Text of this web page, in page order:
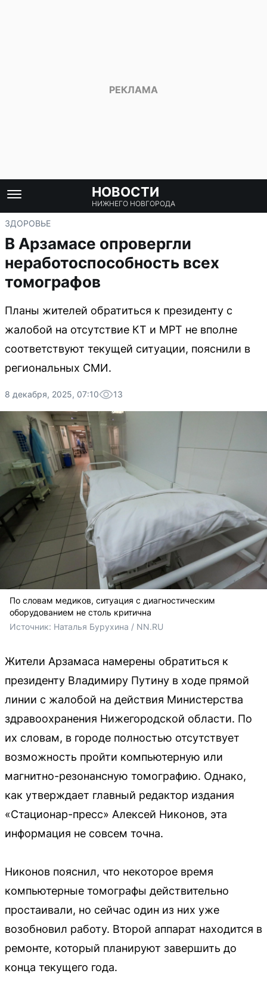
НОВОСТИ
НИЖНЕГО НОВГОРОДА
ЗДОРОВЬЕ
В Арзамасе опровергли
неработоспособность всех
томографов
Планы жителей обратиться к президенту с
жалобой на отсутствие КТ и МРТ не вполне
соответствуют текущей ситуации, пояснили в
региональных СМИ.
8 декабря, 2025, 07:10 13
По словам медиков, ситуация с диагностическим
оборудованием не столь критична
Источник: Наталья Бурухина / NN.RU
Жители Арзамаса намерены обратиться к
президенту Владимиру Путину в ходе прямой
линии с жалобой на действия Министерства
здравоохранения Нижегородской области. По
их словам, в городе полностью отсутствует
возможность пройти компьютерную или
магнитно-резонансную томографию. Однако,
как утверждает главный редактор издания
«Стационар-пресс» Алексей Никонов, эта
информация не совсем точна.
Никонов пояснил, что некоторое время
компьютерные томографы действительно
простаивали, но сейчас один из них уже
возобновил работу. Второй аппарат находится в
ремонте, который планируют завершить до
конца текущего года.